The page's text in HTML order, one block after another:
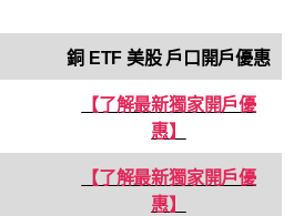
銅 ETF 美股 戶口 開戶優惠
【了解最新獨家開戶優
惠】
【了解最新獨家開戶優
惠】